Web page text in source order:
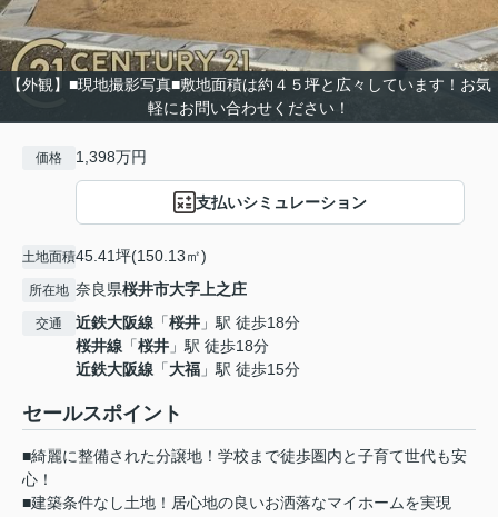
【外観】■現地撮影写真■敷地面積は約４５坪と広々しています！お気
軽にお問い合わせください！
価格 1,398万円
支払いシミュレーション
土地面積45.41坪(150.13㎡)
所在地 奈良県桜井市大字上之庄
交通 近鉄大阪線 「桜井 」駅 徒歩18分
桜井線 「桜井 」駅 徒歩18分
近鉄大阪線 「大福 」駅 徒歩15分
セールスポイント
■綺麗に整備された分譲地！学校まで徒歩圏内と子育て世代も安
心！
■建築条件なし土地！居心地の良いお洒落なマイホームを実現